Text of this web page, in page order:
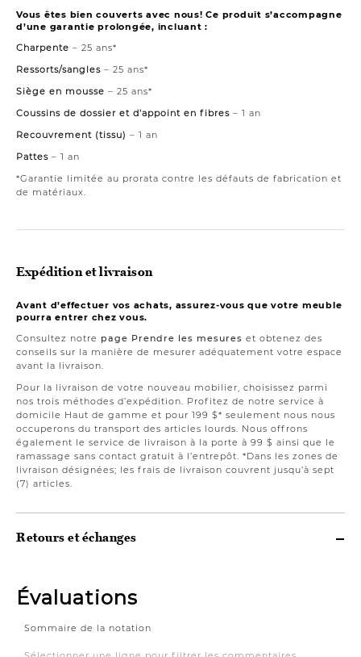
Vous êtes bien couverts avec nous! Ce produit s’accompagne
d’une garantie prolongée, incluant :
Charpente – 25 ans*
Ressorts/sangles – 25 ans*
Siège en mousse – 25 ans*
Coussins de dossier et d’appoint en fibres – 1 an
Recouvrement (tissu) – 1 an
Pattes – 1 an
*Garantie limitée au prorata contre les défauts de fabrication et
de matériaux.
Expédition et livraison
Avant d’effectuer vos achats, assurez-vous que votre meuble
pourra entrer chez vous.
Consultez notre page Prendre les mesures et obtenez des
conseils sur la manière de mesurer adéquatement votre espace
avant la livraison.
Pour la livraison de votre nouveau mobilier, choisissez parmi
nos trois méthodes d’expédition. Profitez de notre service à
domicile Haut de gamme et pour 199 $* seulement nous nous
occuperons du transport des articles lourds. Nous offrons
également le service de livraison à la porte à 99 $ ainsi que le
ramassage sans contact gratuit à l’entrepôt. *Dans les zones de
livraison désignées; les frais de livraison couvrent jusqu’à sept
(7) articles.
Retours et échanges